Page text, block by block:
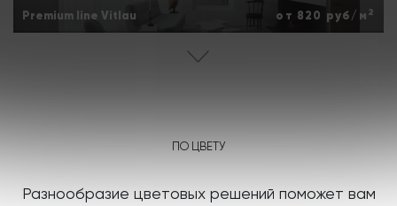
Premium line Vitlau от 820 руб/м 2
ПО ЦВЕТУ
Разнообразие цветовых решений поможет вам